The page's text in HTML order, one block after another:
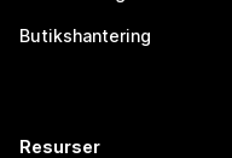
Butikshantering
Resurser